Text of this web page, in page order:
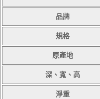
品牌
規格
原產地
深、寬、高
淨重